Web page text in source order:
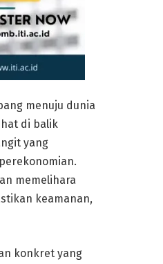
menuju dunia
di balik
yang
memelihara
keamanan,
konkret yang